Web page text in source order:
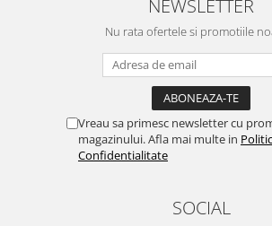
NEWSLETTER
Nu rata ofertele si promotiile
Vreau sa primesc newsletter cu
magazinului. Afla mai multe in
Confidentialitate
SOCIAL